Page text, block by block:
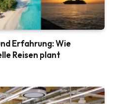
Erfahrung: Wie
Reisen plant